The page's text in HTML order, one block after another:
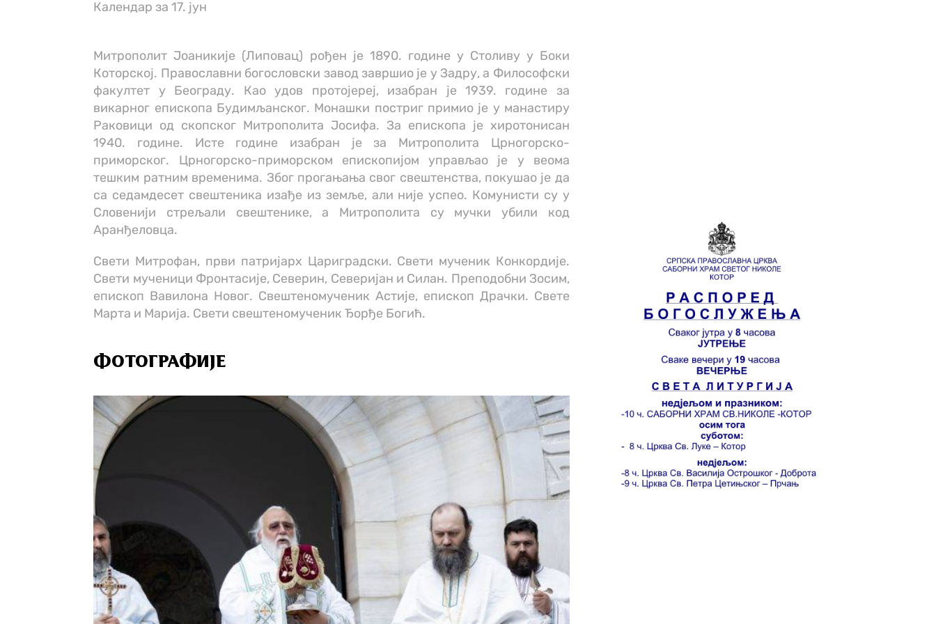
Календар за 17. јун
Митрополит Јоаникије (Липовац) рођен је 1890. године у Столиву у Боки
Которској. Православни богословски завод завршио је у Задру, а Философски
факултет у Београду. Као удов протојереј, изабран је 1939. године за
викарног епископа Будимљанског. Монашки постриг примио је у манастиру
Раковици од скопског Митрополита Јосифа. За епископа је хиротонисан
1940. године. Исте године изабран је за Митрополита Црногорско-
приморског. Црногорско-приморском епископијом управљао је у веома
тешким ратним временима. Због прогањања свог свештенства, покушао је да
са седамдесет свештеника изађе из земље, али није успео. Комунисти су у
Словенији стрељали свештенике, а Митрополита су мучки убили код
Аранђеловца.
Свети Митрофан, први патријарх Цариградски. Свети мученик Конкордије.
Свети мученици Фронтасије, Северин, Северијан и Силан. Преподобни Зосим,
епископ Вавилона Новог. Свештеномученик Астије, епископ Драчки. Свете
Марта и Марија. Свети свештеномученик Ђорђе Богић.
ФОТОГРАФИЈЕ